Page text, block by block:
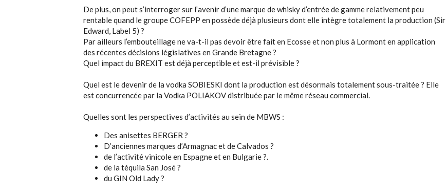
De plus, on peut s’interroger sur l’avenir d’une marque de whisky d’entrée de gamme relativement peu
rentable quand le groupe COFEPP en possède déjà plusieurs dont elle intègre totalement la production (Sir
Edward, Label 5) ?
Par ailleurs l’embouteillage ne va-t-il pas devoir être fait en Ecosse et non plus à Lormont en application
des récentes décisions législatives en Grande Bretagne ?
Quel impact du BREXIT est déjà perceptible et est-il prévisible ?
Quel est le devenir de la vodka SOBIESKI dont la production est désormais totalement sous-traitée ? Elle
est concurrencée par la Vodka POLIAKOV distribuée par le même réseau commercial.
Quelles sont les perspectives d’activités au sein de MBWS :
Des anisettes BERGER ?
D’anciennes marques d’Armagnac et de Calvados ?
de l’activité vinicole en Espagne et en Bulgarie ?.
de la téquila San José ?
du GIN Old Lady ?